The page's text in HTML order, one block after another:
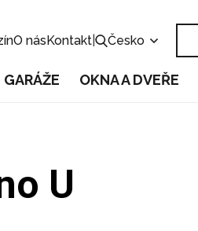
O násKontakt Česko
GARÁŽE OKNA A DVEŘE
U